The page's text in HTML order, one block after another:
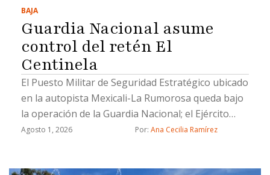
BAJA
Guardia Nacional asume
control del retén El
Centinela
El Puesto Militar de Seguridad Estratégico ubicado
en la autopista Mexicali-La Rumorosa queda bajo
la operación de la Guardia Nacional; el Ejército
brindará apoyo temporal durante la transición
Agosto 1, 2026 Por: Ana Cecilia Ramírez